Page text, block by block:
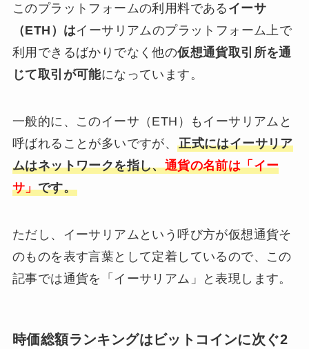
このプラットフォームの利用料である イーサ
（ETH）はイーサリアムのプラットフォーム上で
利用できるばかりでなく他の仮想通貨取引所を通
じて取引が可能になっています。
一般的に、このイーサ（ETH）もイーサリアムと
呼ばれることが多いですが、正式にはイーサリア
ムはネットワークを指し、通貨の名前は「イー
サ」です。
ただし、イーサリアムという呼び方が仮想通貨そ
のものを表す言葉として定着しているので、この
記事では通貨を「イーサリアム」と表現します。
時価総額ランキングはビットコインに次ぐ2